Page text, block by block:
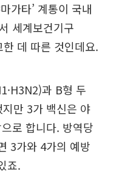
가타’ 계통이 국내
세계보건기구
데 따른 것인데요.
과 B형 두
만 3가 백신은 야
로 합니다. 방역당
3가와 4가의 예방
죠.